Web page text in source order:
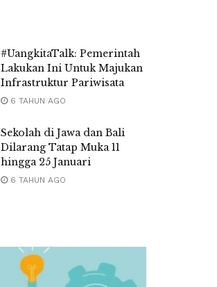
#UangkitaTalk: Pemerintah
Lakukan Ini Untuk Majukan
Infrastruktur Pariwisata
6 TAHUN AGO
Sekolah di Jawa dan Bali
Dilarang Tatap Muka 11
hingga 25 Januari
6 TAHUN AGO